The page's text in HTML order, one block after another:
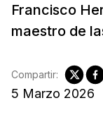
Francisco
maestro de
5 Marzo 2026
Compartir: